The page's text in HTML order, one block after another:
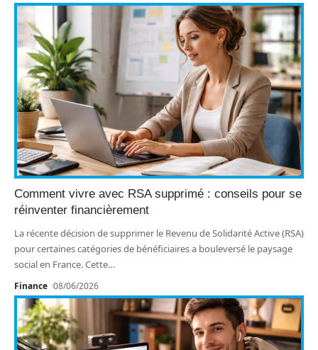
Comment vivre avec RSA supprimé : conseils pour se
réinventer financièrement
La récente décision de supprimer le Revenu de Solidarité Active (RSA)
pour certaines catégories de bénéficiaires a bouleversé le paysage
social en France. Cette…
Finance 08/06/2026